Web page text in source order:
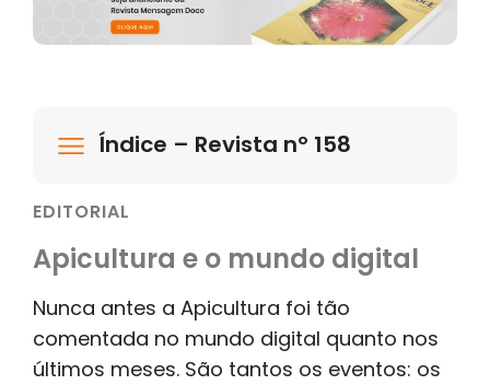
Índice – Revista nº 158
EDITORIAL
Apicultura e o mundo digital
Nunca antes a Apicultura foi tão
comentada no mundo digital quanto nos
últimos meses. São tantos os eventos: os